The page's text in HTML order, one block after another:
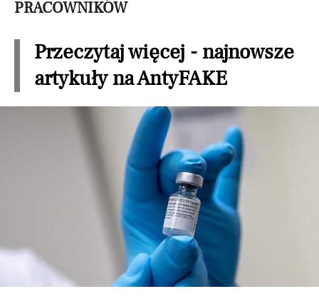
PRACOWNIKÓW
Przeczytaj więcej - najnowsze
artykuły na AntyFAKE